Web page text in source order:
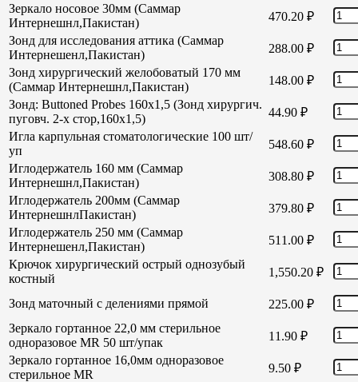
Зеркало носовое 30мм (Саммар
Интернешнл,Пакистан)
470.20 ₽
Зонд для исследования аттика (Саммар
Интернешенл,Пакистан)
288.00 ₽
Зонд хирургический желобоватый 170 мм
(Саммар Интернешнл,Пакистан)
148.00 ₽
Зонд: Buttoned Probes 160х1,5 (Зонд хирургич.
пуговч. 2-х стор,160х1,5)
44.90 ₽
Игла карпульная стоматологические 100 шт/
уп
548.60 ₽
Иглодержатель 160 мм (Саммар
Интернешнл,Пакистан)
308.80 ₽
Иглодержатель 200мм (Саммар
ИнтернешнлПакистан)
379.80 ₽
Иглодержатель 250 мм (Саммар
Интернешенл,Пакистан)
511.00 ₽
Крючок хирургический острый однозубый
костный
1,550.20 ₽
Зонд маточный с делениями прямой 225.00 ₽
Зеркало гортанное 22,0 мм стерильное
одноразовое MR 50 шт/упак
11.90 ₽
Зеркало гортанное 16,0мм одноразовое
стерильное MR
9.50 ₽